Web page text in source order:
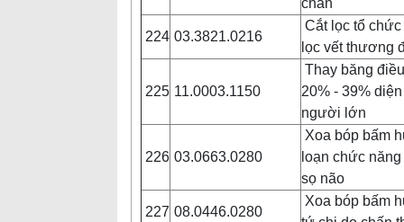
chân
224 03.3821.0216
Cắt lọc tổ
lọc vết thương
225 11.0003.1150
Thay băng
20% - 39%
người lớn
226 03.0663.0280
Xoa bóp bấm
loạn chức
sọ não
227 08.0446.0280
Xoa bóp bấm